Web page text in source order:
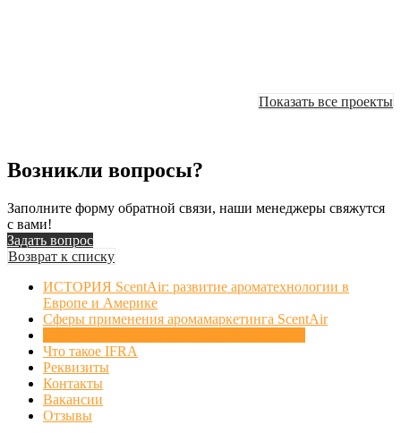
Показать все проекты
Возникли вопросы?
Заполните форму обратной связи, наши менеджеры свяжутся
с вами!
Задать вопрос
Возврат к списку
ИСТОРИЯ ScentAir: развитие ароматехнологии в
Европе и Америке
Сферы применения аромамаркетинга ScentAir
Что такое IFRA
Реквизиты
Контакты
Вакансии
Отзывы